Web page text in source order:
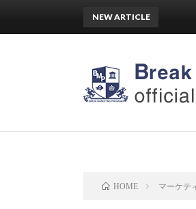
NEW ARTICLE 夏休
HOME マーケテ